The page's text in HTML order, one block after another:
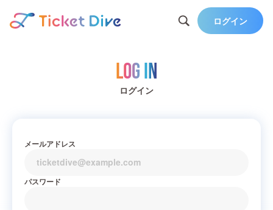
ログイン
Log in
ログイン
メールアドレス
パスワード